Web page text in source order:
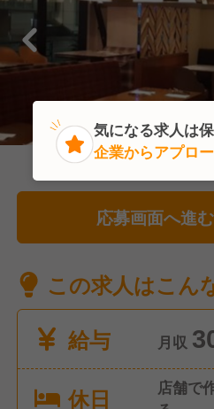
応募画面へ進む
この求人はこん
給与
月収
休日
店舗で
気になる求人は
企業からアプロ